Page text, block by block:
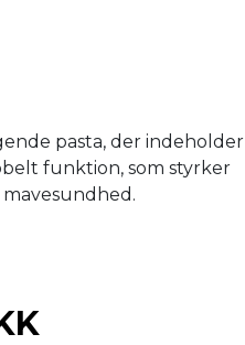
pasta, der indeholder
funktion, som styrker